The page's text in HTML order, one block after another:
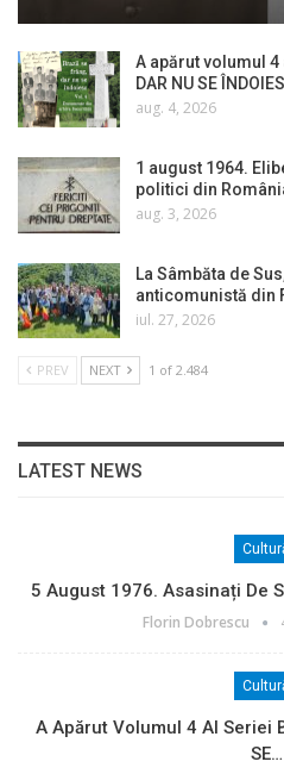
A apărut volumul 4
DAR NU SE
aug. 4, 2026
1 august 1964.
politici din
aug. 3, 2026
La Sâmbăta de
anticomunistă din
iul. 27, 2026
PREV NEXT 1 of 2.484
LATEST NEWS
5 August 1976. Asasinați De
Florin Dobrescu
A Apărut Volumul 4 Al Seriei
SE…